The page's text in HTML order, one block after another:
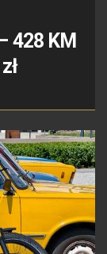
428 KM